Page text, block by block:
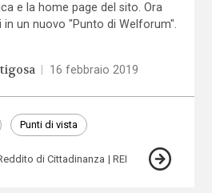
e la home page del sito. Ora
un nuovo "Punto di Welforum".
16 febbraio 2019
Punti di vista
di Cittadinanza REI